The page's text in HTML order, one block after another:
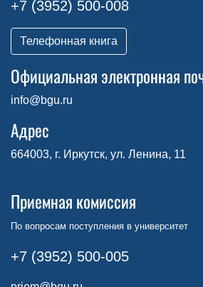
+7 (3952) 500-008
Телефонная книга
Официальная электронная
info@bgu.ru
Адрес
664003, г. Иркутск, ул. Ленина, 11
Приемная комиссия
По вопросам поступления в университет
+7 (3952) 500-005